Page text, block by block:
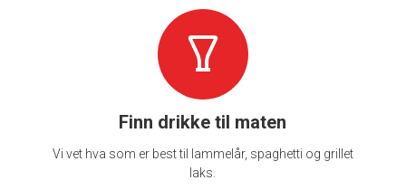
Finn drikke til maten
Vi vet hva som er best til lammelår, spaghetti og grillet
laks.